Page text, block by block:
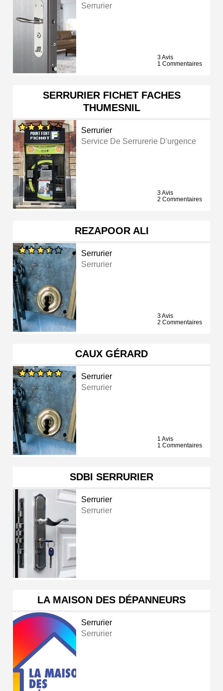
Serrurier
3 Avis
1 Commentaires
SERRURIER FICHET FACHES
THUMESNIL
Serrurier
Service De Serrurerie D'urgence
3 Avis
2 Commentaires
REZAPOOR ALI
Serrurier
Serrurier
3 Avis
2 Commentaires
CAUX GÉRARD
Serrurier
Serrurier
1 Avis
1 Commentaires
SDBI SERRURIER
Serrurier
Serrurier
LA MAISON DES DÉPANNEURS
Serrurier
Serrurier